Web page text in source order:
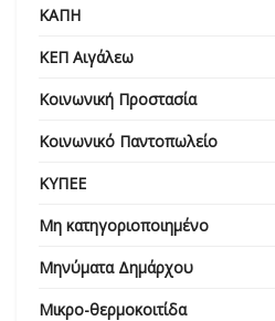
ΚΑΠΗ
ΚΕΠ Αιγάλεω
Κοινωνική Προστασία
Κοινωνικό Παντοπωλείο
ΚΥΠΕΕ
Μη κατηγοριοποιημένο
Μηνύματα Δημάρχου
Μικρο-θερμοκοιτίδα